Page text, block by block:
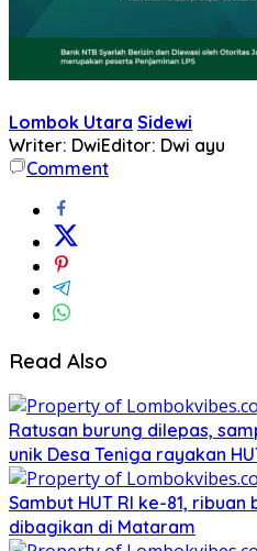
Lombok Utara Sidewi
Writer: DwiEditor: Dwi ayu
Comment
Read Also
Ratusan burung dilepas,
unik Desa Teniga rayakan
Sambut HUT RI ke-81,
dibagikan di Mataram